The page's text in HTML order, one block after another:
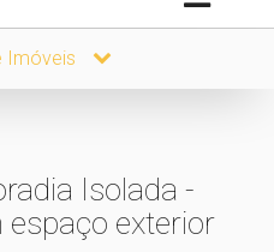
Imóveis
Isolada -
exterior